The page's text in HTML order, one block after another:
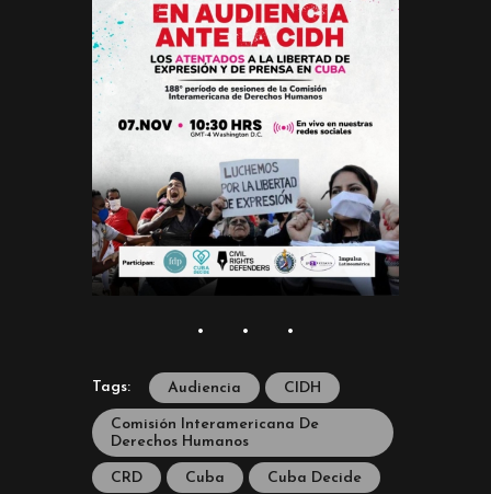
Tags: Audiencia CIDH
Comisión Interamericana De
Derechos Humanos
CRD Cuba Cuba Decide